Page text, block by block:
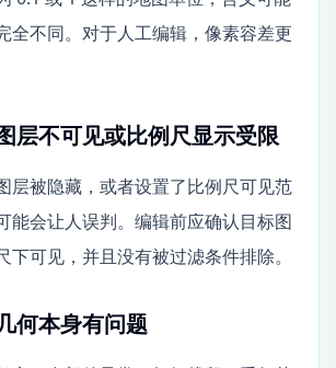
全不同。对于人工编辑，像素容差更
层不可见或比例尺显示受限
层被隐藏，或者设置了比例尺可见范
能会让人误判。编辑前应确认目标图
下可见，并且没有被过滤条件排除。
何本身有问题